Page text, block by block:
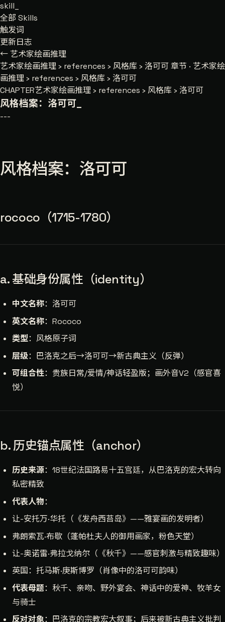
skill
全部 Skills
触发词
更新日志
← 艺术家绘画推理
艺术家绘画推理› references › 风格库› 洛可可章节 · 艺术家绘
画推理 › references › 风格库 › 洛可可
CHAPTER艺术家绘画推理 › references › 风格库 › 洛可可
风格档案：洛可可
---
风格档案：洛可可
rococo（1715-1780）
a. 基础身份属性（identity）
中文名称：洛可可
英文名称：Rococo
类型：风格原子词
层级：巴洛克之后→洛可可→新古典主义（反弹）
可组合性：贵族日常/爱情/神话轻盈版；画外音V2（感官喜
悦）
b. 历史锚点属性（anchor）
历史来源：18世纪法国路易十五宫廷，从巴洛克的宏大转向
私密精致
代表人物：
让-安托万·华托（《发舟西苔岛》——雅宴画的发明者）
弗朗索瓦·布歇（蓬帕杜夫人的御用画家，粉色天堂）
让-奥诺雷·弗拉戈纳尔（《秋千》——感官刺激与精致趣味）
英国：托马斯·庚斯博罗（肖像中的洛可可韵味）
代表母题：秋千、亲吻、野外宴会、神话中的爱神、牧羊女
与骑士
反对对象：巴洛克的宗教宏大叙事；后来被新古典主义批判